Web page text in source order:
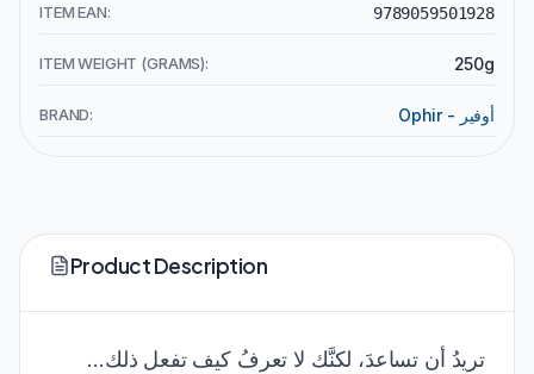
ITEM EAN: 9789059501928
ITEM WEIGHT (GRAMS): 250g
BRAND: Ophir - أوفير
Product Description
تريدُ أن تساعدَ، لكنَّك لا تعرفُ كيف تفعل ذلك...